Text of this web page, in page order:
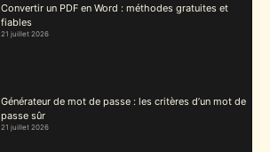
Convertir un PDF en Word : méthodes gratuites et
fiables
21 juillet 2026
Générateur de mot de passe : les critères d’un mot de
passe sûr
21 juillet 2026